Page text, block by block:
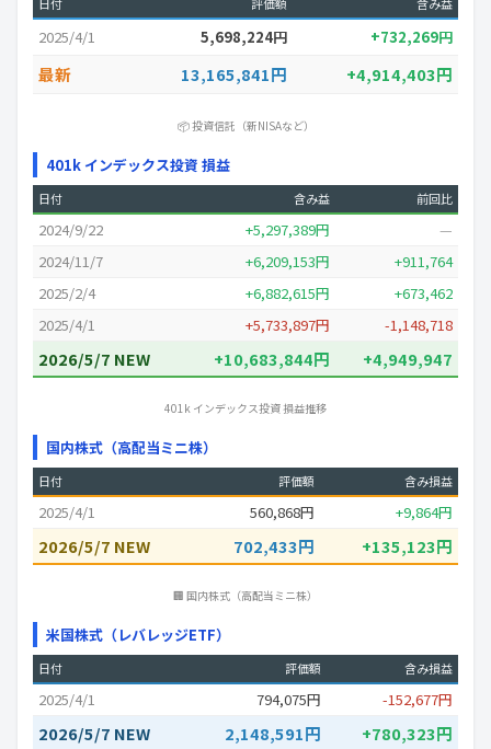
2025/4/1 5,698,224円 +732,269円
最新 13,165,841円 +4,914,403円
📦 投資信託（新NISAなど）
401k インデックス投資 損益
日付 含み益 前回比
2024/9/22 +5,297,389円
—
2024/11/7
+6,209,153円
+911,764
2025/2/4
+6,882,615円
+673,462
2025/4/1
+5,733,897円 -1,148,718
2026/5/7 NEW +10,683,844円 +4,949,947
401k インデックス投資 損益推移
国内株式（高配当ミニ株）
日付 評価額 含み損益
2025/4/1 560,868円 +9,864円
2026/5/7 NEW 702,433円 +135,123円
🏢 国内株式（高配当ミニ株）
米国株式（レバレッジETF）
日付 評価額 含み損益
2025/4/1 794,075円 -152,677円
2026/5/7 NEW 2,148,591円 +780,323円